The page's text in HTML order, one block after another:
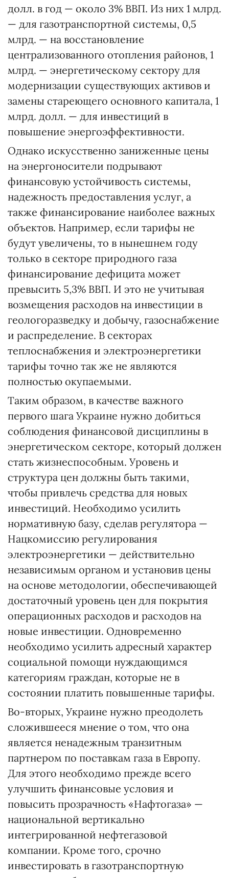
долл. в год — около 3% ВВП. Из них 1 млрд.
— для газотранспортной системы, 0,5
млрд. — на восстановление
централизованного отопления районов, 1
млрд. — энергетическому сектору для
модернизации существующих активов и
замены стареющего основного капитала, 1
млрд. долл. — для инвестиций в
повышение энергоэффективности.
Однако искусственно заниженные цены
на энергоносители подрывают
финансовую устойчивость системы,
надежность предоставления услуг, а
также финансирование наиболее важных
объектов. Например, если тарифы не
будут увеличены, то в нынешнем году
только в секторе природного газа
финансирование дефицита может
превысить 5,3% ВВП. И это не учитывая
возмещения расходов на инвестиции в
геологоразведку и добычу, газоснабжение
и распределение. В секторах
теплоснабжения и электроэнергетики
тарифы точно так же не являются
полностью окупаемыми.
Таким образом, в качестве важного
первого шага Украине нужно добиться
соблюдения финансовой дисциплины в
энергетическом секторе, который должен
стать жизнеспособным. Уровень и
структура цен должны быть такими,
чтобы привлечь средства для новых
инвестиций. Необходимо усилить
нормативную базу, сделав регулятора —
Нацкомиссию регулирования
электроэнергетики — действительно
независимым органом и установив цены
на основе методологии, обеспечивающей
достаточный уровень цен для покрытия
операционных расходов и расходов на
новые инвестиции. Одновременно
необходимо усилить адресный характер
социальной помощи нуждающимся
категориям граждан, которые не в
состоянии платить повышенные тарифы.
Во-вторых, Украине нужно преодолеть
сложившееся мнение о том, что она
является ненадежным транзитным
партнером по поставкам газа в Европу.
Для этого необходимо прежде всего
улучшить финансовые условия и
повысить прозрачность «Нафтогаза» —
национальной вертикально
интегрированной нефтегазовой
компании. Кроме того, срочно
инвестировать в газотранспортную